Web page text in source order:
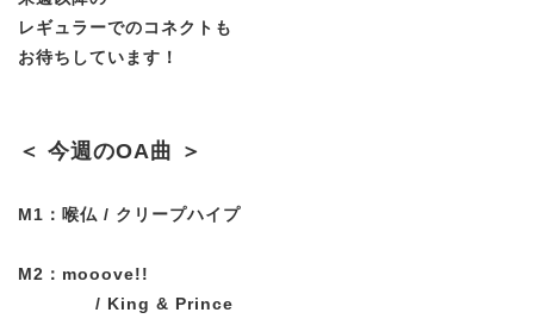
レギュラーでのコネクトも
お待ちしています！
＜ 今週のOA曲 ＞
M1：喉仏 / クリープハイプ
M2：mooove!!
/ King & Prince